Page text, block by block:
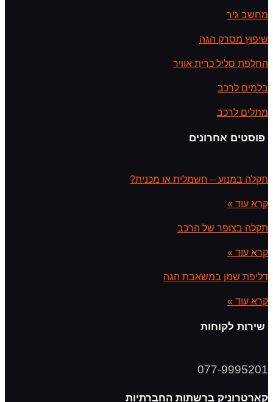
מחשב גיר
שיפוץ מסרק הגה
החלפת סליל כרית אוויר
בלמים לרכב
מתלים לרכב
פוסטים אחרונים
תקלה במנוע – חשמלית או מכנית?
קרא עוד »
תקלה בצופר של הרכב
קרא עוד »
דליפת שמן במשאבת הגה
קרא עוד »
שירות לקוחות
077-9995201
קארטרוניק ברשתות החברתיות